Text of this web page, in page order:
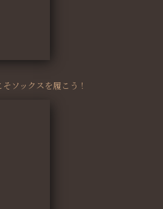
ソックスを履こう！